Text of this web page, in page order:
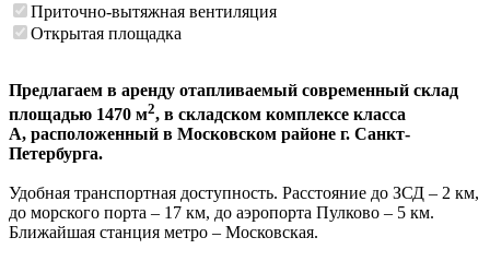
Приточно-вытяжная вентиляция
Открытая площадка
Предлагаем в аренду отапливаемый современный склад
площадью 1470 м2, в складском комплексе класса
A, расположенный в Московском районе г. Санкт-
Петербурга.
Удобная транспортная доступность. Расстояние до ЗСД – 2 км,
до морского порта – 17 км, до аэропорта Пулково – 5 км.
Ближайшая станция метро – Московская.